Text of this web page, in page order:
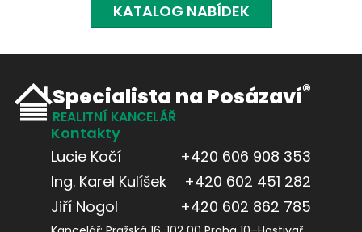
KATALOG NABÍDEK
Specialista na Posázaví®
REALITNÍ KANCELÁŘ
Kontakty
Lucie Kočí
+420 606 908 353
Ing. Karel Kulíšek
+420 602 451 282
Jiří Nogol
+420 602 862 785